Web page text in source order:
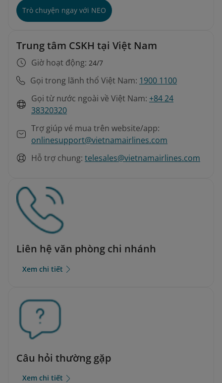
Trò chuyện ngay với NEO
Trung tâm CSKH tại Việt Nam
Giờ hoạt động: 24/7
Gọi trong lãnh thổ Việt Nam: 1900 1100
Gọi từ nước ngoài về Việt Nam: +84 24
38320320
Trợ giúp vé mua trên website/app:
onlinesupport@vietnamairlines.com
Hỗ trợ chung: telesales@vietnamairlines.com
Liên hệ văn phòng chi nhánh
Xem chi tiết
Câu hỏi thường gặp
Xem chi tiết